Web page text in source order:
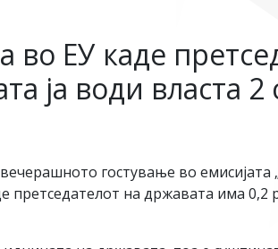
ЕУ каде
ја води власта
гостување во емисијата
на државата има 0,2